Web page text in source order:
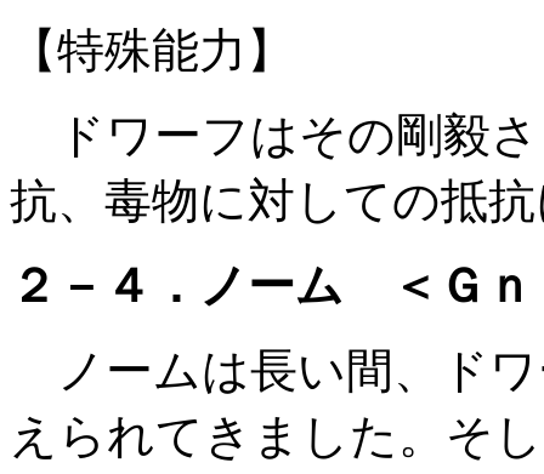
【特殊能力】
ドワーフはその剛毅
抗、毒物に対しての抵
２－４．ノーム ＜Ｇｎ
ノームは長い間、ド
えられてきました。そ